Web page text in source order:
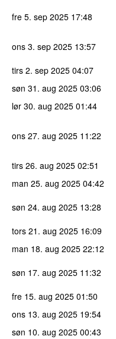
fre 5. sep 2025 17:48
ons 3. sep 2025 13:57
tirs 2. sep 2025 04:07
søn 31. aug 2025 03:06
lør 30. aug 2025 01:44
ons 27. aug 2025 11:22
tirs 26. aug 2025 02:51
man 25. aug 2025 04:42
søn 24. aug 2025 13:28
tors 21. aug 2025 16:09
man 18. aug 2025 22:12
søn 17. aug 2025 11:32
fre 15. aug 2025 01:50
ons 13. aug 2025 19:54
søn 10. aug 2025 00:43